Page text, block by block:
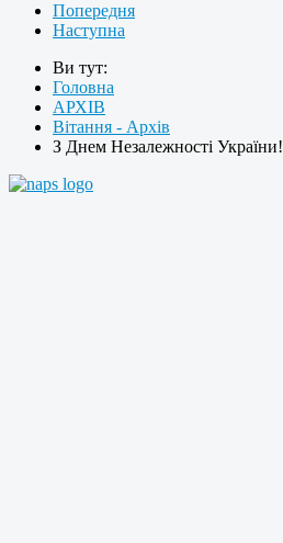
Попередня
Наступна
Ви тут:
Головна
АРХІВ
Вітання - Архів
З Днем Незалежності України!